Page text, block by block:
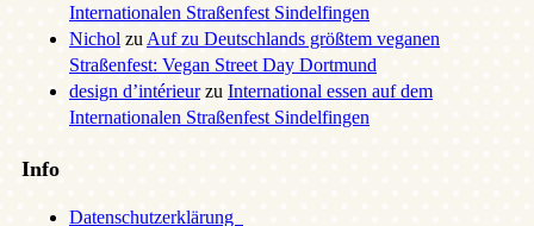
Internationalen Straßenfest Sindelfingen
Nichol zu Auf zu Deutschlands größtem veganen
Straßenfest: Vegan Street Day Dortmund
design d’intérieurzu International essen auf dem
Internationalen Straßenfest Sindelfingen
Info
Datenschutzerklärung